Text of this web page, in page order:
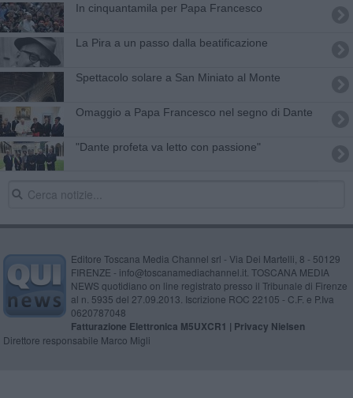
In cinquantamila per Papa Francesco
La Pira a un passo dalla beatificazione
Spettacolo solare a San Miniato al Monte
​Omaggio a Papa Francesco nel segno di Dante
"Dante profeta va letto con passione"
Editore Toscana Media Channel srl - Via Dei Martelli, 8 - 50129
FIRENZE - info@toscanamediachannel.it. TOSCANA MEDIA
NEWS quotidiano on line registrato presso il Tribunale di Firenze
al n. 5935 del 27.09.2013. Iscrizione ROC 22105 - C.F. e P.Iva
0620787048
Fatturazione Elettronica M5UXCR1 | Privacy Nielsen
Direttore responsabile Marco Migli